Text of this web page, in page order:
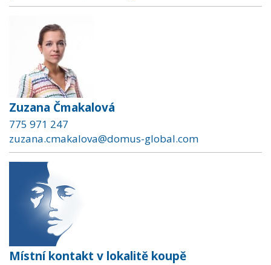
Zuzana Čmakalová
775 971 247
zuzana.cmakalova@domus-global.com
Místní kontakt v lokalitě koupě